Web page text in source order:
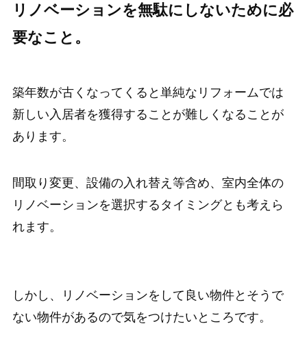
リノベーションを無駄にしないために必
要なこと。
築年数が古くなってくると単純なリフォームでは
新しい入居者を獲得することが難しくなることが
あります。
間取り変更、設備の入れ替え等含め、室内全体の
リノベーションを選択するタイミングとも考えら
れます。
しかし、リノベーションをして良い物件とそうで
ない物件があるので気をつけたいところです。